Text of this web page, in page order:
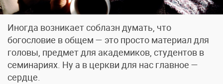
Иногда возникает соблазн думать, что
богословие в общем — это просто материал для
головы, предмет для академиков, студентов в
семинариях. Ну а в церкви для нас главное —
сердце.